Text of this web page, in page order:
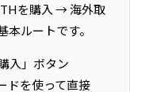
を購入 → 海外取
ルートです。
入」ボタン
ドを使って直接